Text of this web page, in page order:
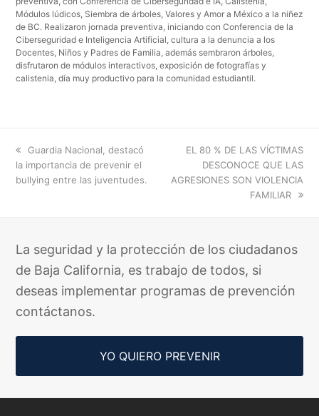
Módulos lúdicos, Siembra de árboles, Valores y Amor a México a la niñez
de BC. Realizaron jornada preventiva, iniciando con Conferencia de la
Ciberseguridad e Inteligencia Artificial, cultura a la denuncia a los
Docentes, Niños y Padres de Familia, además sembraron árboles,
disfrutaron de módulos interactivos, exposición de fotografías y
calistenia, día muy productivo para la comunidad estudiantil.
previous
post:
Guardia Nacional, destacó
la importancia de prevenir el
bullying entre las juventudes.
next
post:
EL 80 % DE LAS VÍCTIMAS
DESCONOCE QUE LAS
AGRESIONES SON VIOLENCIA
FAMILIAR
La seguridad y la protección de los ciudadanos
de Baja California, es trabajo de todos, si
deseas implementar programas de prevención
contáctanos.
YO QUIERO PREVENIR